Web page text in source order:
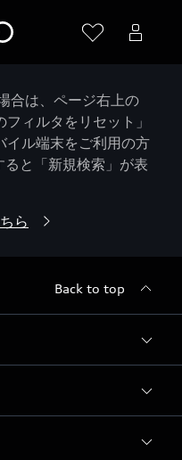
合は、ページ右上の
ィルタをリセット」
イル端末をご利用の方
と「新規検索」が表
ら
Back to top